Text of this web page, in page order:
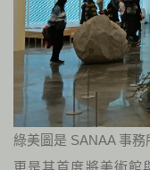
綠美圖是 SANAA 事務